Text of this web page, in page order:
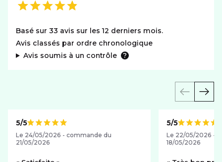
Basé sur 33 avis sur les 12 derniers mois.
Avis classés par ordre chronologique
Avis soumis à un contrôle
Note de
5/5
Le 24/05/2026 - commande du
21/05/2026
Note de
5/5
Le 22/05/2026 -
18/05/2026